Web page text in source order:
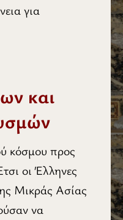
για
και
κόσμου προς
οι Έλληνες
Μικράς Ασίας
να